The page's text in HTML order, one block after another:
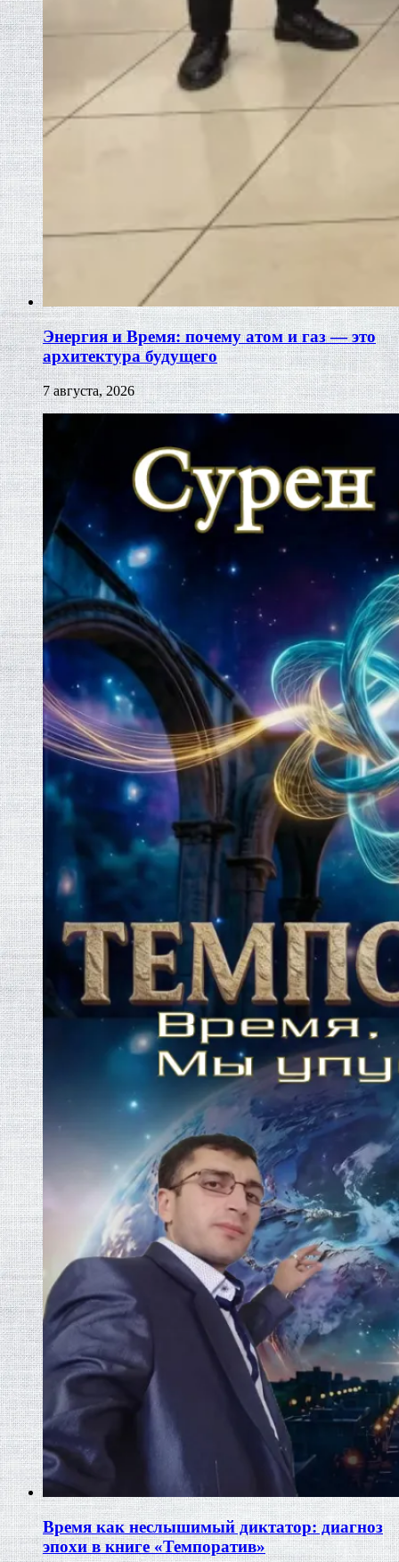
Энергия и Время: почему атом и газ — это
архитектура будущего
7 августа, 2026
Время как неслышимый диктатор: диагноз
эпохи в книге «Темпоратив»